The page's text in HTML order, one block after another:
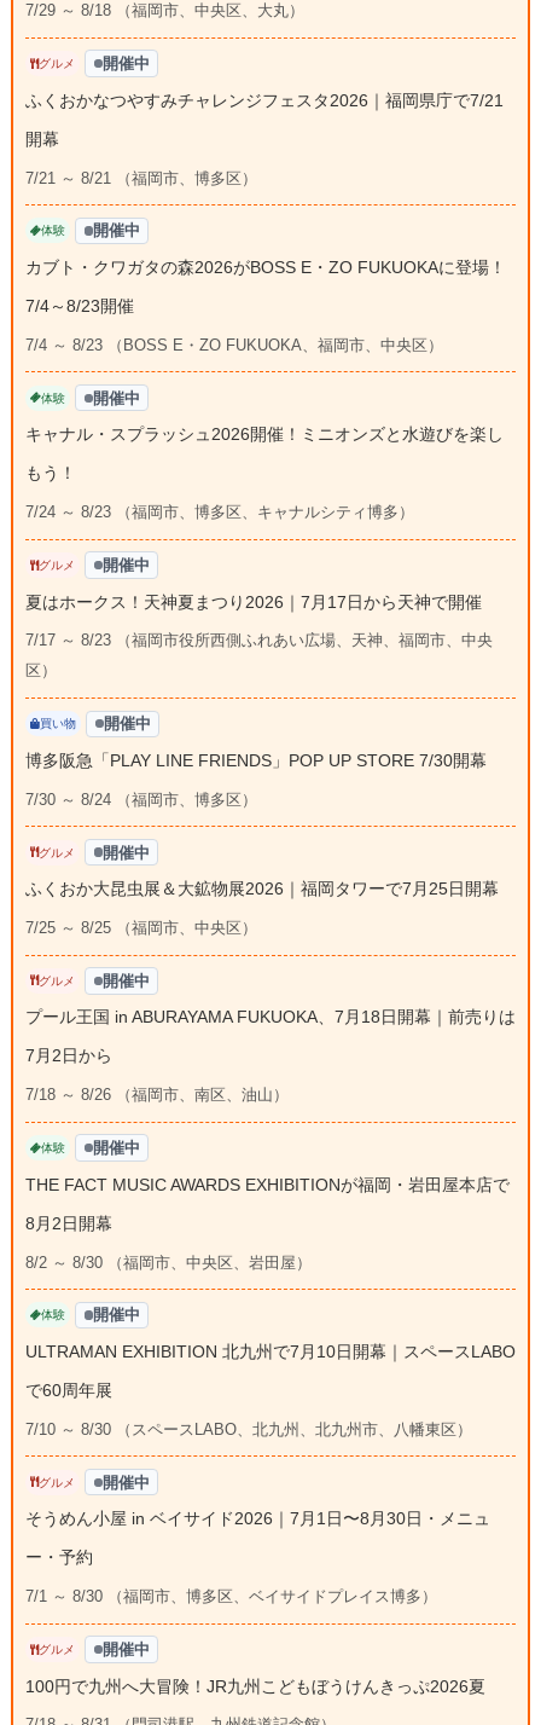
7/29 ～ 8/18 （福岡市、中央区、大丸）
グルメ 開催中
ふくおかなつやすみチャレンジフェスタ2026｜福岡県庁で7/21
開幕
7/21 ～ 8/21 （福岡市、博多区）
体験 開催中
カブト・クワガタの森2026がBOSS E・ZO FUKUOKAに登場！
7/4～8/23開催
7/4 ～ 8/23 （BOSS E・ZO FUKUOKA、福岡市、中央区）
体験 開催中
キャナル・スプラッシュ2026開催！ミニオンズと水遊びを楽し
もう！
7/24 ～ 8/23 （福岡市、博多区、キャナルシティ博多）
グルメ 開催中
夏はホークス！天神夏まつり2026｜7月17日から天神で開催
7/17 ～ 8/23 （福岡市役所西側ふれあい広場、天神、福岡市、中央
区）
買い物 開催中
博多阪急「PLAY LINE FRIENDS」POP UP STORE 7/30開幕
7/30 ～ 8/24 （福岡市、博多区）
グルメ 開催中
ふくおか大昆虫展＆大鉱物展2026｜福岡タワーで7月25日開幕
7/25 ～ 8/25 （福岡市、中央区）
グルメ 開催中
プール王国 in ABURAYAMA FUKUOKA、7月18日開幕｜前売りは
7月2日から
7/18 ～ 8/26 （福岡市、南区、油山）
体験 開催中
THE FACT MUSIC AWARDS EXHIBITIONが福岡・岩田屋本店で
8月2日開幕
8/2 ～ 8/30 （福岡市、中央区、岩田屋）
体験 開催中
ULTRAMAN EXHIBITION 北九州で7月10日開幕｜スペースLABO
で60周年展
7/10 ～ 8/30 （スペースLABO、北九州、北九州市、八幡東区）
グルメ 開催中
そうめん小屋 in ベイサイド2026｜7月1日〜8月30日・メニュ
ー・予約
7/1 ～ 8/30 （福岡市、博多区、ベイサイドプレイス博多）
グルメ 開催中
100円で九州へ大冒険！JR九州こどもぼうけんきっぷ2026夏